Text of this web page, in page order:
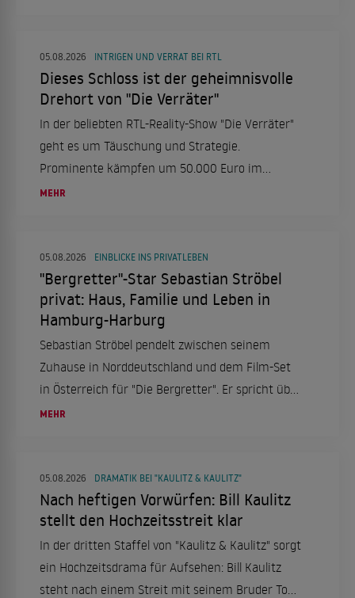
05.08.2026 INTRIGEN UND VERRAT BEI RTL
Dieses Schloss ist der geheimnisvolle
Drehort von "Die Verräter"
In der beliebten RTL-Reality-Show "Die Verräter"
geht es um Täuschung und Strategie.
Prominente kämpfen um 50.000 Euro im
mystischen Ambiente historischer Schlösser in
MEHR
05.08.2026 EINBLICKE INS PRIVATLEBEN
"Bergretter"-Star Sebastian Ströbel
privat: Haus, Familie und Leben in
Hamburg-Harburg
Sebastian Ströbel pendelt zwischen seinem
Zuhause in Norddeutschland und dem Film-Set
in Österreich für "Die Bergretter". Er spricht über
sein Familienleben, seinen Einrichtungsstil und
MEHR
05.08.2026 DRAMATIK BEI "KAULITZ & KAULITZ"
Nach heftigen Vorwürfen: Bill Kaulitz
stellt den Hochzeitsstreit klar
In der dritten Staffel von "Kaulitz & Kaulitz" sorgt
ein Hochzeitsdrama für Aufsehen: Bill Kaulitz
steht nach einem Streit mit seinem Bruder Tom